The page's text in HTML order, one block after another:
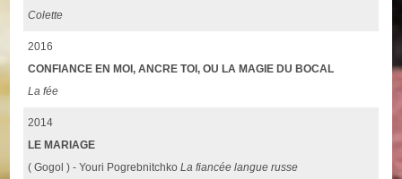
Colette
2016
CONFIANCE EN MOI, ANCRE TOI, OU LA MAGIE DU BOCAL
La fée
2014
LE MARIAGE
( Gogol ) - Youri PogrebnitchkoLa fiancée langue russe